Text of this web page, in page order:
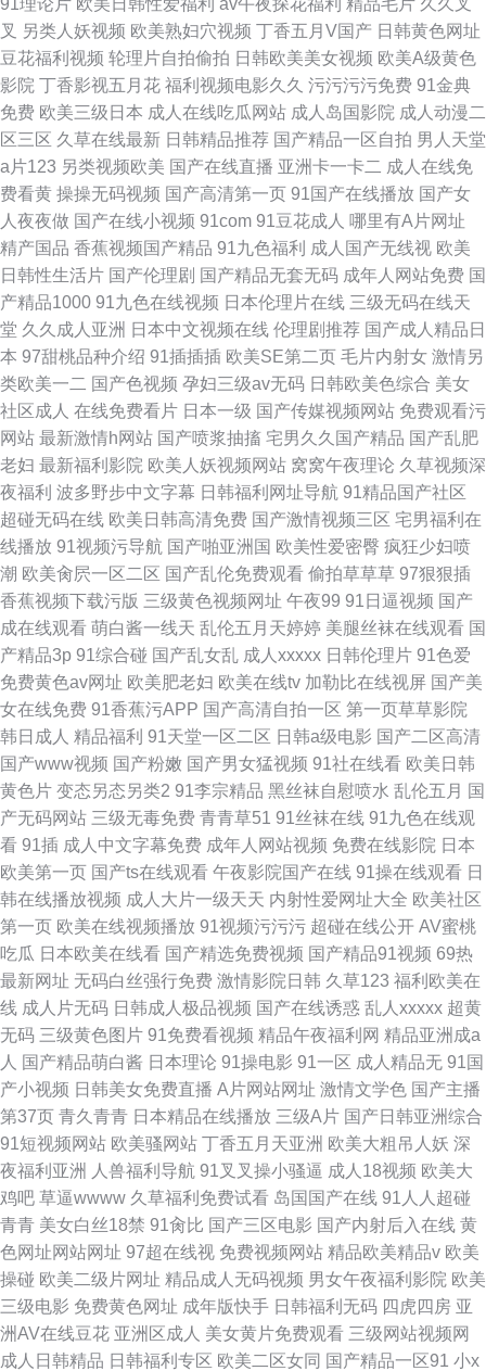
91理论片 欧美日韩性爱福利 av午夜探花福利 精品毛片 久久叉
叉 另类人妖视频 欧美熟妇穴视频 丁香五月V国产 日韩黄色网址
豆花福利视频 轮理片自拍偷拍 日韩欧美美女视频 欧美A级黄色
影院 丁香影视五月花 福利视频电影久久 污污污污免费 91金典
免费 欧美三级日本 成人在线吃瓜网站 成人岛国影院 成人动漫二
区三区 久草在线最新 日韩精品推荐 国产精品一区自拍 男人天堂
a片123 另类视频欧美 国产在线直播 亚洲卡一卡二 成人在线免
费看黄 操操无码视频 国产高清第一页 91国产在线播放 国产女
人夜夜做 国产在线小视频 91com 91豆花成人 哪里有A片网址
精产国品 香蕉视频国产精品 91九色福利 成人国产无线视 欧美
日韩性生活片 国产伦理剧 国产精品无套无码 成年人网站免费 国
产精品1000 91九色在线视频 日本伦理片在线 三级无码在线天
堂 久久成人亚洲 日本中文视频在线 伦理剧推荐 国产成人精品日
本 97甜桃品种介绍 91插插插 欧美SE第二页 毛片内射女 激情另
类欧美一二 国产色视频 孕妇三级av无码 日韩欧美色综合 美女
社区成人 在线免费看片 日本一级 国产传媒视频网站 免费观看污
网站 最新激情h网站 国产喷浆抽搐 宅男久久国产精品 国产乱肥
老妇 最新福利影院 欧美人妖视频网站 窝窝午夜理论 久草视频深
夜福利 波多野步中文字幕 日韩福利网址导航 91精品国产社区
超碰无码在线 欧美日韩高清免费 国产激情视频三区 宅男福利在
线播放 91视频污导航 国产啪亚洲国 欧美性爱密臀 疯狂少妇喷
潮 欧美肏屄一区二区 国产乱伦免费观看 偷拍草草草 97狠狠插
香蕉视频下载污版 三级黄色视频网址 午夜99 91日逼视频 国产
成在线观看 萌白酱一线天 乱伦五月天婷婷 美腿丝袜在线观看 国
产精品3p 91综合碰 国产乱女乱 成人xxxxx 日韩伦理片 91色爱
免费黄色av网址 欧美肥老妇 欧美在线tv 加勒比在线视屏 国产美
女在线免费 91香蕉污APP 国产高清自拍一区 第一页草草影院
韩日成人 精品福利 91天堂一区二区 日韩a级电影 国产二区高清
国产www视频 国产粉嫩 国产男女猛视频 91社在线看 欧美日韩
黄色片 变态另态另类2 91李宗精品 黑丝袜自慰喷水 乱伦五月 国
产无码网站 三级无毒免费 青青草51 91丝袜在线 91九色在线观
看 91插 成人中文字幕免费 成年人网站视频 免费在线影院 日本
欧美第一页 国产ts在线观看 午夜影院国产在线 91操在线观看 日
韩在线播放视频 成人大片一级天天 内射性爱网址大全 欧美社区
第一页 欧美在线视频播放 91视频污污污 超碰在线公开 AV蜜桃
吃瓜 日本欧美在线看 国产精选免费视频 国产精品91视频 69热
最新网址 无码白丝强行免费 激情影院日韩 久草123 福利欧美在
线 成人片无码 日韩成人极品视频 国产在线诱惑 乱人xxxxx 超黄
无码 三级黄色图片 91免费看视频 精品午夜福利网 精品亚洲成a
人 国产精品萌白酱 日本理论 91操电影 91一区 成人精品无 91国
产小视频 日韩美女免费直播 A片网站网址 激情文学色 国产主播
第37页 青久青青 日本精品在线播放 三级A片 国产日韩亚洲综合
91短视频网站 欧美骚网站 丁香五月天亚洲 欧美大粗吊人妖 深
夜福利亚洲
人兽福利导航 91叉叉操小骚逼 成人18视频 欧美大
鸡吧 草逼wwww 久草福利免费试看 岛国国产在线 91人人超碰
青青 美女白丝18禁 91肏比 国产三区电影 国产内射后入在线 黄
色网址网站网址 97超在线视 免费视频网站 精品欧美精品v 欧美
操碰 欧美二级片网址 精品成人无码视频 男女午夜福利影院 欧美
三级电影 免费黄色网址 成年版快手 日韩福利无码 四虎四房 亚
洲AV在线豆花 亚洲区成人 美女黄片免费观看 三级网站视频网
成人日韩精品 日韩福利专区 欧美二区女同 国产精品一区91 小x